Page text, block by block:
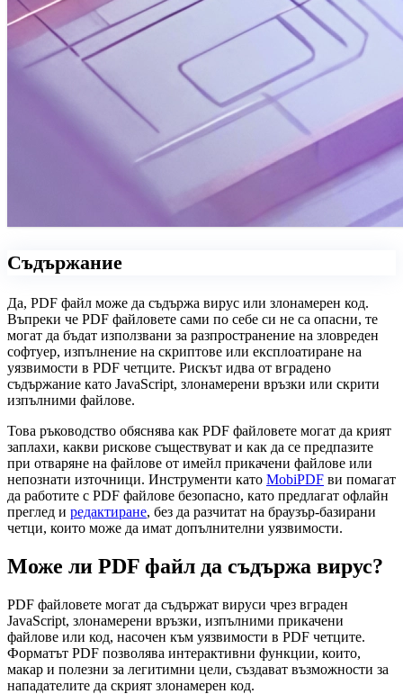
Съдържание
Да, PDF файл може да съдържа вирус или злонамерен код.
Въпреки че PDF файловете сами по себе си не са опасни, те
могат да бъдат използвани за разпространение на зловреден
софтуер, изпълнение на скриптове или експлоатиране на
уязвимости в PDF четците. Рискът идва от вградено
съдържание като JavaScript, злонамерени връзки или скрити
изпълними файлове.
Това ръководство обяснява как PDF файловете могат да крият
заплахи, какви рискове съществуват и как да се предпазите
при отваряне на файлове от имейл прикачени файлове или
непознати източници. Инструменти като MobiPDF ви помагат
да работите с PDF файлове безопасно, като предлагат офлайн
преглед и редактиране, без да разчитат на браузър-базирани
четци, които може да имат допълнителни уязвимости.
Може ли PDF файл да съдържа вирус?
PDF файловете могат да съдържат вируси чрез вграден
JavaScript, злонамерени връзки, изпълними прикачени
файлове или код, насочен към уязвимости в PDF четците.
Форматът PDF позволява интерактивни функции, които,
макар и полезни за легитимни цели, създават възможности за
нападателите да скрият злонамерен код.